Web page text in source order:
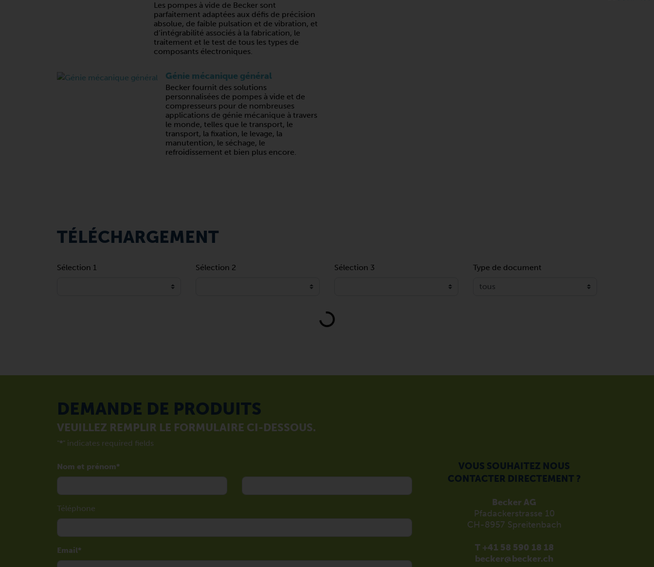
Les pompes à vide de Becker sont
parfaitement adaptées aux défis de précision
absolue, de faible pulsation et de vibration, et
d’intégrabilité associés à la fabrication, le
traitement et le test de tous les types de
composants électroniques.
Génie mécanique général
Becker fournit des solutions
personnalisées de pompes à vide et de
compresseurs pour de nombreuses
applications de génie mécanique à travers
le monde, telles que le transport, le
transport, la fixation, le levage, la
manutention, le séchage, le
refroidissement et bien plus encore.
TÉLÉCHARGEMENT
Sélection 1 Sélection 2 Sélection 3 Type de document
Loading...
DEMANDE DE PRODUITS
VEUILLEZ REMPLIR LE FORMULAIRE CI-DESSOUS.
"*" indicates required fields
Nom et prénom
Téléphone
Email
VOUS SOUHAITEZ NOUS
CONTACTER DIRECTEMENT ?
Becker AG
Pfadackerstrasse 10
CH-8957 Spreitenbach
T +41 58 590 18 18
becker@becker.ch